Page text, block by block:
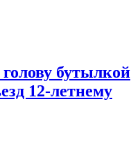
бутылкой
12-летнему